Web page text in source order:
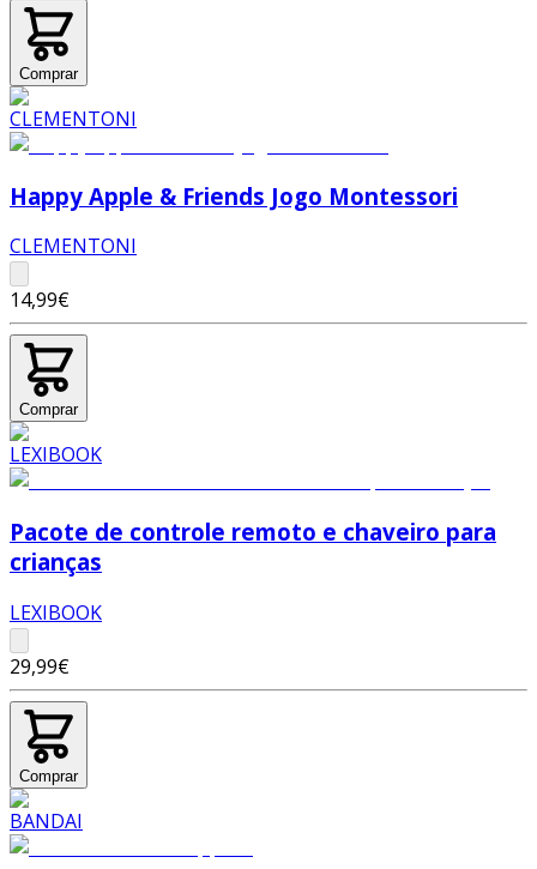
Comprar
Happy Apple & Friends Jogo Montessori
CLEMENTONI
14,99€
Comprar
Pacote de controle remoto e chaveiro para
crianças
LEXIBOOK
29,99€
Comprar